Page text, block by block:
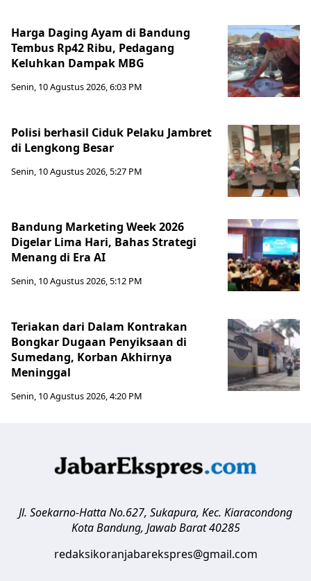
Harga Daging Ayam di Bandung
Tembus Rp42 Ribu, Pedagang
Keluhkan Dampak MBG
Senin, 10 Agustus 2026, 6:03 PM
Polisi berhasil Ciduk Pelaku Jambret
di Lengkong Besar
Senin, 10 Agustus 2026, 5:27 PM
Bandung Marketing Week 2026
Digelar Lima Hari, Bahas Strategi
Menang di Era AI
Senin, 10 Agustus 2026, 5:12 PM
Teriakan dari Dalam Kontrakan
Bongkar Dugaan Penyiksaan di
Sumedang, Korban Akhirnya
Meninggal
Senin, 10 Agustus 2026, 4:20 PM
Jl. Soekarno-Hatta No.627, Sukapura, Kec. Kiaracondong
Kota Bandung, Jawab Barat 40285
redaksikoranjabarekspres@gmail.com